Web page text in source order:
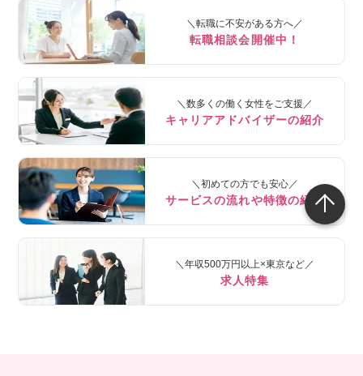
＼転職に不安がある方へ／
転職相談会開催中！
＼数多くの働く女性をご支援／
キャリアアドバイザーの紹介
＼初めての方でも安心／
サービスの流れや特徴の紹介
＼年収500万円以上×東京など／
求人特集